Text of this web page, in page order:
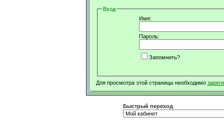
Вход
Имя:
Пароль:
Запомнить?
Для просмотра этой страницы необходимо
Быстрый переход